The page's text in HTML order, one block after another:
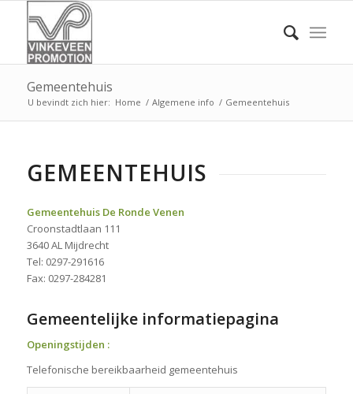
Gemeentehuis
U bevindt zich hier: Home / Algemene info / Gemeentehuis
GEMEENTEHUIS
Gemeentehuis De Ronde Venen
Croonstadtlaan 111
3640 AL Mijdrecht
Tel: 0297-291616
Fax: 0297-284281
Gemeentelijke informatiepagina
Openingstijden :
Telefonische bereikbaarheid gemeentehuis